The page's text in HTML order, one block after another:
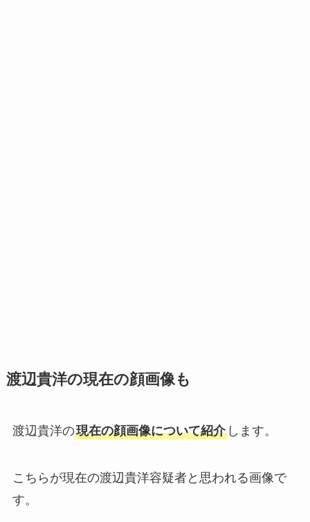
渡辺貴洋の現在の顔画像も
渡辺貴洋の現在の顔画像について紹介します。
こちらが現在の渡辺貴洋容疑者と思われる画像で
す。